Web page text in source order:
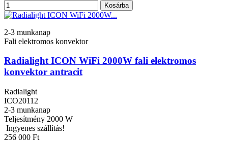
Kosárba
2-3 munkanap
Fali elektromos konvektor
Radialight ICON WiFi 2000W fali elektromos
konvektor antracit
Radialight
ICO20112
2-3 munkanap
Teljesítmény 2000 W
Ingyenes szállítás!
256 000 Ft